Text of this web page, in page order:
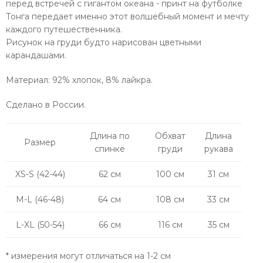
перед встречей с гигантом океана - принт на футболке
Тонга передает именно этот волшебный момент и мечту
каждого путешественника.
Рисунок на груди будто нарисован цветными
карандашами.
Материал: 92% хлопок, 8% лайкра.
Сделано в России.
Размер
Длина по
спинке
Обхват
груди
Длина
рукава
XS-S (42-44) 62 см 100 см 31 см
M-L (46-48) 64 см 108 см 33 см
L-XL (50-54) 66 см 116 см 35 см
* измерения могут отличаться на 1-2 см